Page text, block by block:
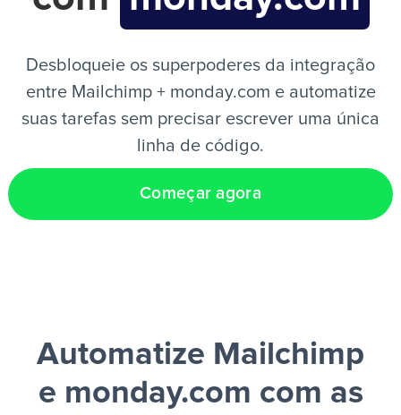
Desbloqueie os superpoderes da integração
entre Mailchimp + monday.com e automatize
suas tarefas sem precisar escrever uma única
linha de código.
Começar agora
Automatize Mailchimp
e monday.com com as